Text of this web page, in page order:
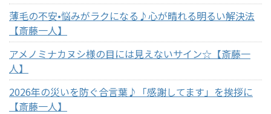
薄毛の不安•悩みがラクになる♪心が晴れる明るい解決法
【斎藤一人】
アメノミナカヌシ様の目には見えないサイン☆【斎藤一
人】
2026年の災いを防ぐ合言葉♪「感謝してます」を挨拶に
【斎藤一人】